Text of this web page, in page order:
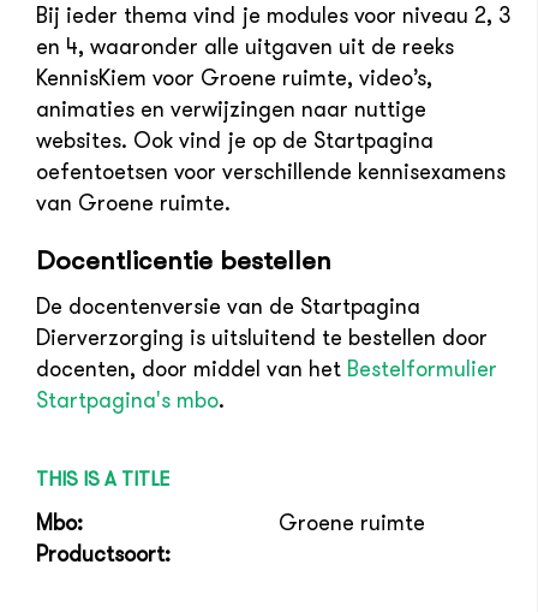
Bij ieder thema vind je modules voor niveau 2, 3
en 4, waaronder alle uitgaven uit de reeks
KennisKiem voor Groene ruimte, video’s,
animaties en verwijzingen naar nuttige
websites. Ook vind je op de Startpagina
oefentoetsen voor verschillende kennisexamens
van Groene ruimte.
Docentlicentie bestellen
De docentenversie van de Startpagina
Dierverzorging is uitsluitend te bestellen door
docenten, door middel van het Bestelformulier
Startpagina's mbo.
THIS IS A TITLE
Mbo:
Groene ruimte
Productsoort: